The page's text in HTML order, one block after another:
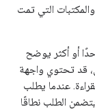
والمكتبات التي تمت
أو أكثر يوضح
قد تحتوي واجهة
عندما يطلب
الطلب نطاقًا